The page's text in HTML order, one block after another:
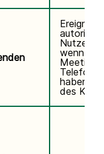
wenn Sie
haben.
des